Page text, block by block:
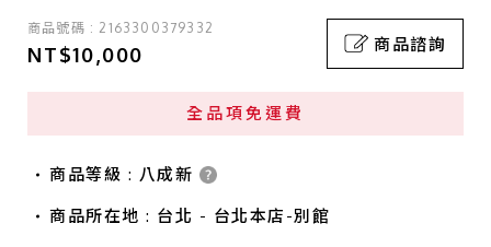
商品號碼 : 2163300379332
NT$10,000 商品諮詢
全品項免運費
商品等級 : 八成新
商品所在地 : 台北 - 台北本店-別館